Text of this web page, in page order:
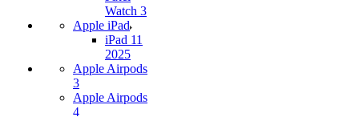
Watch 3
Apple iPad
iPad 11
2025
Apple Airpods
3
Apple Airpods
4